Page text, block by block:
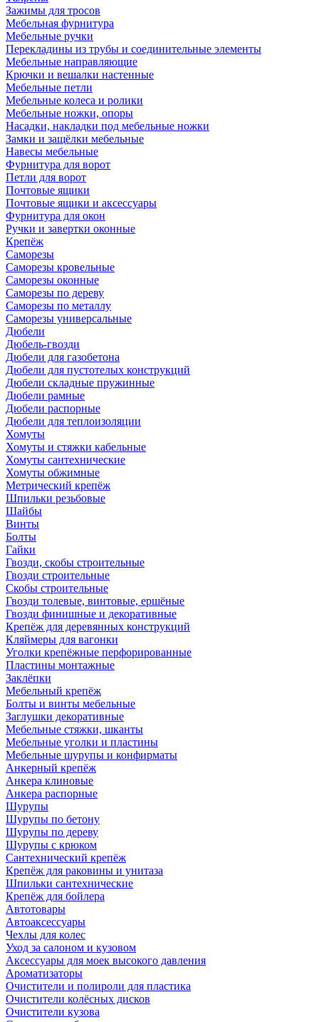
Зажимы для тросов
Мебельная фурнитура
Мебельные ручки
Перекладины из трубы и соединительные элементы
Мебельные направляющие
Крючки и вешалки настенные
Мебельные петли
Мебельные колеса и ролики
Мебельные ножки, опоры
Насадки, накладки под мебельные ножки
Замки и защёлки мебельные
Навесы мебельные
Фурнитура для ворот
Петли для ворот
Почтовые ящики
Почтовые ящики и аксессуары
Фурнитура для окон
Ручки и завертки оконные
Крепёж
Саморезы
Саморезы кровельные
Саморезы оконные
Саморезы по дереву
Саморезы по металлу
Саморезы универсальные
Дюбели
Дюбель-гвозди
Дюбели для газобетона
Дюбели для пустотелых конструкций
Дюбели складные пружинные
Дюбели рамные
Дюбели распорные
Дюбели для теплоизоляции
Хомуты
Хомуты и стяжки кабельные
Хомуты сантехнические
Хомуты обжимные
Метрический крепёж
Шпильки резьбовые
Шайбы
Винты
Болты
Гайки
Гвозди, скобы строительные
Гвозди строительные
Скобы строительные
Гвозди толевые, винтовые, ершёные
Гвозди финишные и декоративные
Крепёж для деревянных конструкций
Кляймеры для вагонки
Уголки крепёжные перфорированные
Пластины монтажные
Заклёпки
Мебельный крепёж
Болты и винты мебельные
Заглушки декоративные
Мебельные стяжки, шканты
Мебельные уголки и пластины
Мебельные шурупы и конфирматы
Анкерный крепёж
Анкера клиновые
Анкера распорные
Шурупы
Шурупы по бетону
Шурупы по дереву
Шурупы с крюком
Сантехнический крепёж
Крепёж для раковины и унитаза
Шпильки сантехнические
Крепёж для бойлера
Автотовары
Автоаксессуары
Чехлы для колес
Уход за салоном и кузовом
Аксессуары для моек высокого давления
Ароматизаторы
Очистители и полироли для пластика
Очистители колёсных дисков
Очистители кузова